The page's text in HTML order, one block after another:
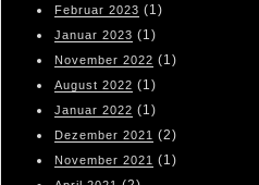
Februar 2023 (1)
Januar 2023 (1)
November 2022 (1)
August 2022 (1)
Januar 2022 (1)
Dezember 2021 (2)
November 2021 (1)